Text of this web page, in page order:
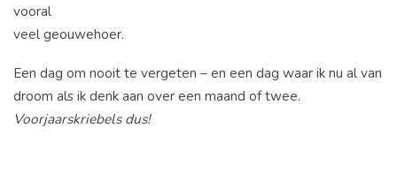
vooral
veel geouwehoer.
Een dag om nooit te vergeten – en een dag waar ik nu al van
droom als ik denk aan over een maand of twee.
Voorjaarskriebels dus!